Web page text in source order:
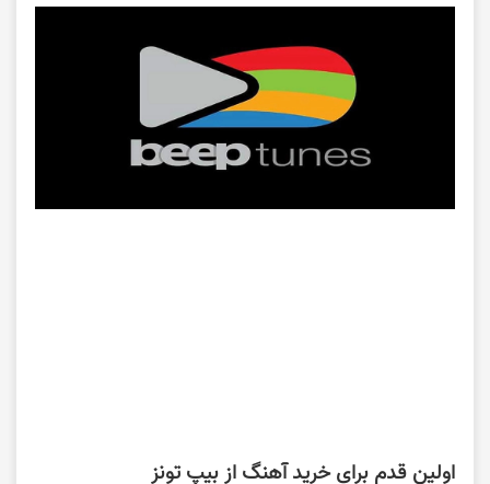
اولین قدم برای خرید آهنگ از بیپ تونز